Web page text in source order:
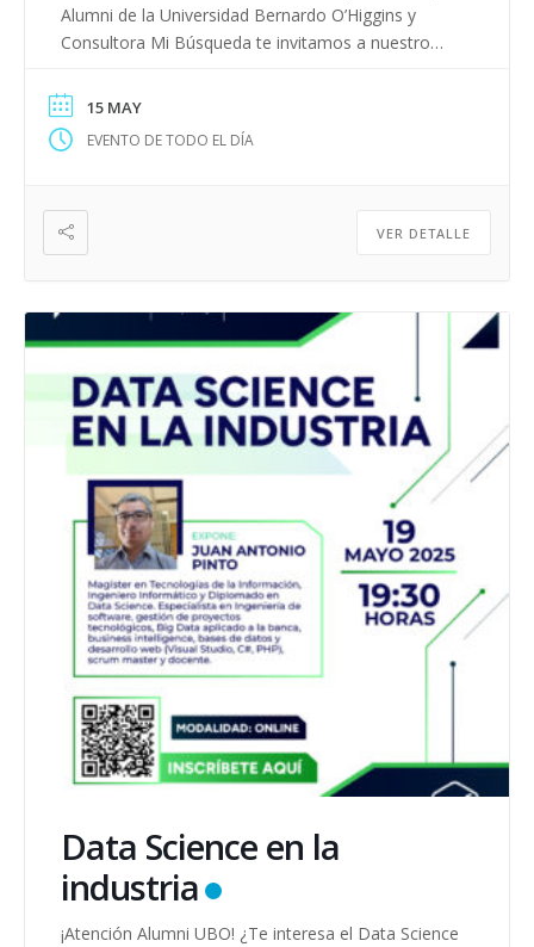
Alumni de la Universidad Bernardo O’Higgins y
Consultora Mi Búsqueda te invitamos a nuestro
generar cambios reales en el entorno laboral.
Dirigido a Alumni UBO y empleadores
comprometidos con la diversidad y la equidad.
15 MAY
EVENTO DE TODO EL DÍA
VER DETALLE
Data Science en la
industria
¡Atención Alumni UBO! ¿Te interesa el Data Science